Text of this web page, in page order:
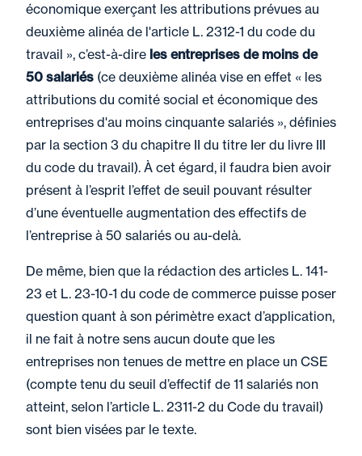
économique exerçant les attributions prévues au
deuxième alinéa de l'article L. 2312-1 du code du
travail », c’est-à-dire les entreprises de moins de
50 salariés (ce deuxième alinéa vise en effet « les
attributions du comité social et économique des
entreprises d'au moins cinquante salariés », définies
par la section 3 du chapitre II du titre Ier du livre III
du code du travail). À cet égard, il faudra bien avoir
présent à l’esprit l’effet de seuil pouvant résulter
d’une éventuelle augmentation des effectifs de
l’entreprise à 50 salariés ou au-delà.
De même, bien que la rédaction des articles L. 141-
23 et L. 23-10-1 du code de commerce puisse poser
question quant à son périmètre exact d’application,
il ne fait à notre sens aucun doute que les
entreprises non tenues de mettre en place un CSE
(compte tenu du seuil d’effectif de 11 salariés non
atteint, selon l’article L. 2311-2 du Code du travail)
sont bien visées par le texte.